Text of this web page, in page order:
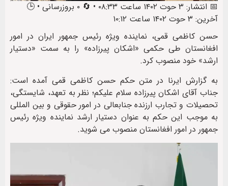
📅 انتشار: ۳ حوت ۱۴۰۲ ساعت ۰۸:۳۳ • 🔄 ۰ بروزرسانی • 🕒
آخرین: ۳ حوت ۱۴۰۲ ساعت ۱۰:۱۲
حسن کاظمی قمی، نماینده ویژه رئیس جمهور ایران در امور
افغانستان طی حکمی «اشکان پیرزاده» را به سمت «دستیار
ارشد» خود منصوب کرد.
به گزارش ایرنا در متن حکم حسن کاظمی قمی آمده است:
جناب آقای اشکان پیرزاده سلام علیکم؛ نظر به تعهد، شایستگی،
تحصیلات و تجارب ارزنده جنابعالی در امور حقوقی و بین المللی
به موجب این حکم به عنوان دستیار ارشد نماینده ویژه رئیس
جمهور در امور افغانستان منصوب می شوید.